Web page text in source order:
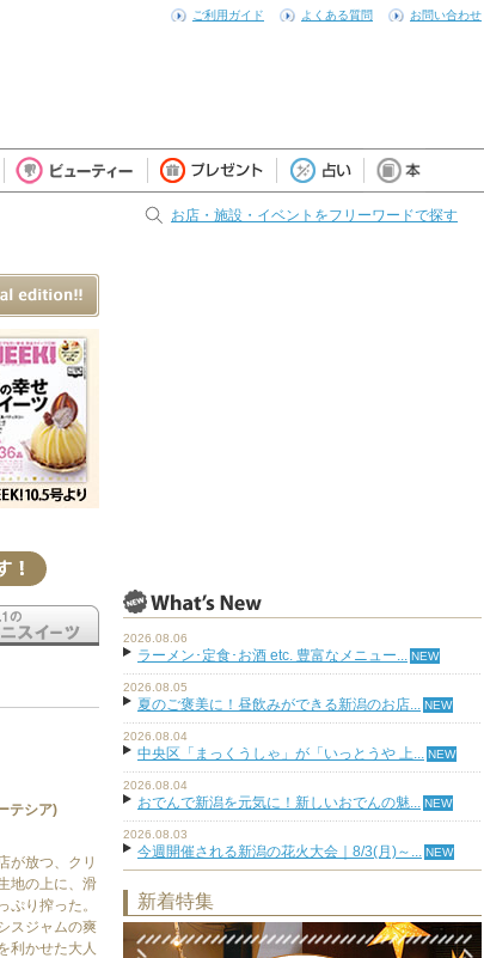
ご利用ガイド よくある質問 お問い合わせ
お店・施設・イベントをフリーワードで探す
テシア)
が放つ、クリ
地の上に、滑
ぷり搾った。
スジャムの爽
利かせた大人
2026.08.06
ラーメン･定食･お酒 etc. 豊富なメニュー...
2026.08.05
夏のご褒美に！昼飲みができる新潟のお店...
2026.08.04
中央区「まっくうしゃ」が「いっとうや 上...
2026.08.04
おでんで新潟を元気に！新しいおでんの魅...
2026.08.03
今週開催される新潟の花火大会｜8/3(月)～...
新着特集